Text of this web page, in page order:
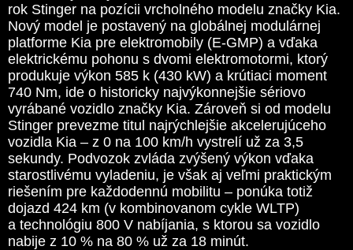
rok Stinger na pozícii vrcholného modelu značky Kia.
Nový model je postavený na globálnej modulárnej
platforme Kia pre elektromobily (E-GMP) a vďaka
elektrickému pohonu s dvomi elektromotormi, ktorý
produkuje výkon 585 k (430 kW) a krútiaci moment
740 Nm, ide o historicky najvýkonnejšie sériovo
vyrábané vozidlo značky Kia. Zároveň si od modelu
Stinger prevezme titul najrýchlejšie akcelerujúceho
vozidla Kia – z 0 na 100 km/h vystrelí už za 3,5
sekundy. Podvozok zvláda zvýšený výkon vďaka
starostlivému vyladeniu, je však aj veľmi praktickým
riešením pre každodennú mobilitu – ponúka totiž
dojazd 424 km (v kombinovanom cykle WLTP)
a technológiu 800 V nabíjania, s ktorou sa vozidlo
nabije z 10 % na 80 % už za 18 minút.